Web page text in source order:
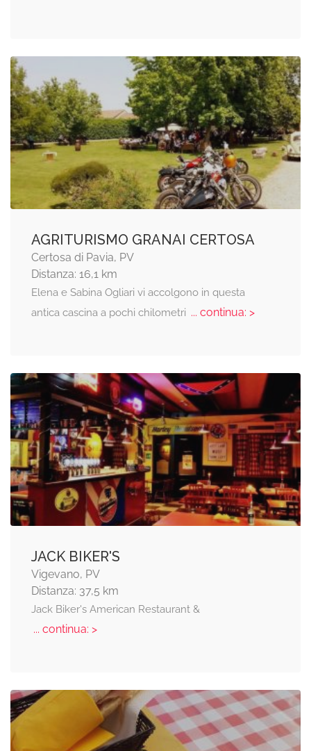
AGRITURISMO GRANAI CERTOSA
Certosa di Pavia, PV
Distanza: 16,1 km
Elena e Sabina Ogliari vi accolgono in questa
antica cascina a pochi chilometri ... continua: >
JACK BIKER'S
Vigevano, PV
Distanza: 37,5 km
Jack Biker's American Restaurant &
... continua: >